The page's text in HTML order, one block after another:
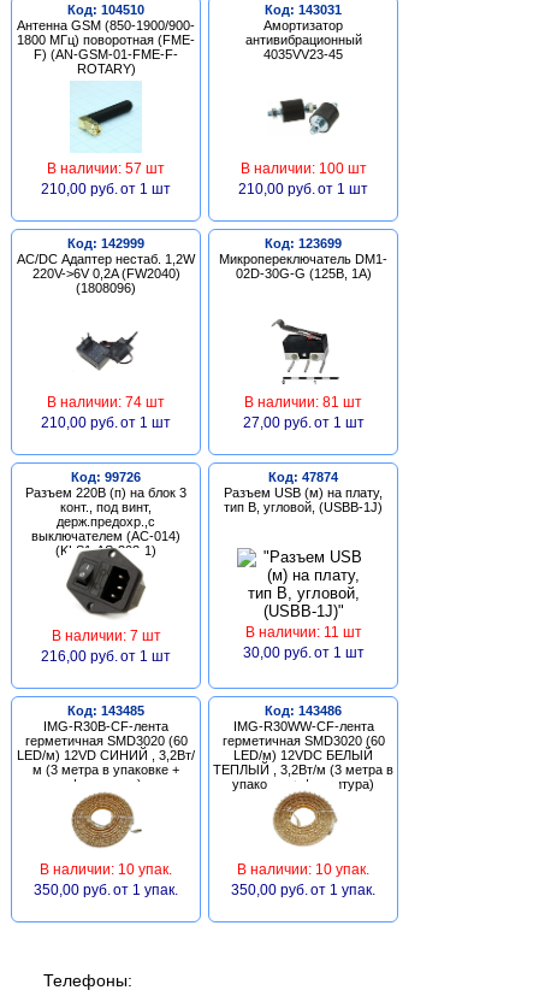
Код: 104510
Антенна GSM (850-1900/900-
1800 МГц) поворотная (FME-
F) (AN-GSM-01-FME-F-
ROTARY)
В наличии: 57 шт
210,00 руб. от 1 шт
Код: 143031
Амортизатор
антивибрационный
4035VV23-45
В наличии: 100 шт
210,00 руб. от 1 шт
Код: 142999
AC/DC Адаптер нестаб. 1,2W
220V->6V 0,2A (FW2040)
(1808096)
В наличии: 74 шт
210,00 руб. от 1 шт
Код: 123699
Микропереключатель DM1-
02D-30G-G (125В, 1А)
В наличии: 81 шт
27,00 руб. от 1 шт
Код: 99726
Разъем 220В (п) на блок 3
конт., под винт,
держ.предохр.,с
выключателем (AC-014)
(KLS1-AS-303-1)
В наличии: 7 шт
216,00 руб. от 1 шт
Код: 47874
Разъем USB (м) на плату,
тип В, угловой, (USBB-1J)
В наличии: 11 шт
30,00 руб. от 1 шт
Код: 143485
IMG-R30B-CF-лента
герметичная SMD3020 (60
LED/м) 12VD СИНИЙ , 3,2Вт/
м (3 метра в упаковке +
фурнитура)
В наличии: 10 упак.
350,00 руб. от 1 упак.
Код: 143486
IMG-R30WW-CF-лента
герметичная SMD3020 (60
LED/м) 12VDC БЕЛЫЙ
ТЕПЛЫЙ , 3,2Вт/м (3 метра в
упаковке + фурнитура)
В наличии: 10 упак.
350,00 руб. от 1 упак.
Телефоны: